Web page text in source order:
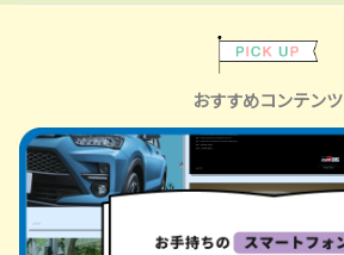
おすすめコンテンツ